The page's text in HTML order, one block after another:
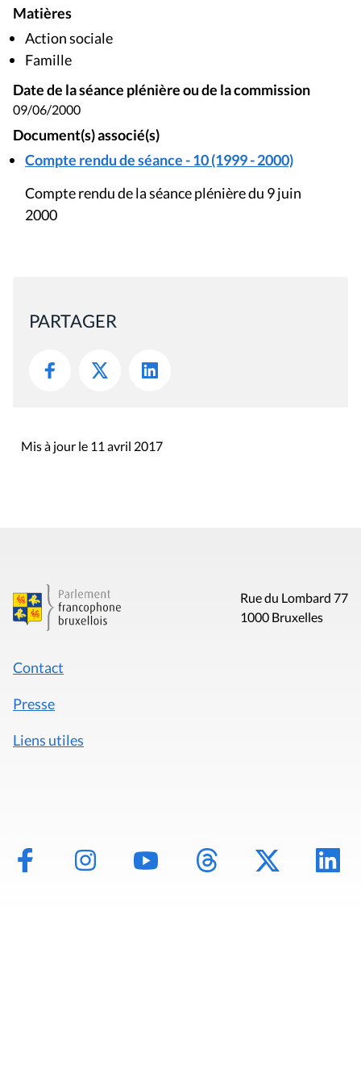
Matières
Action sociale
Famille
Date de la séance plénière ou de la commission
09/06/2000
Document(s) associé(s)
Compte rendu de séance - 10 (1999 - 2000)
Compte rendu de la séance plénière du 9 juin
2000
PARTAGER
Mis à jour le 11 avril 2017
Rue du Lombard 77
1000 Bruxelles
Contact
Presse
Liens utiles